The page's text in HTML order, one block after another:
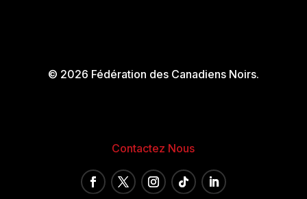
© 2026 Fédération des Canadiens Noirs.
Contactez Nous